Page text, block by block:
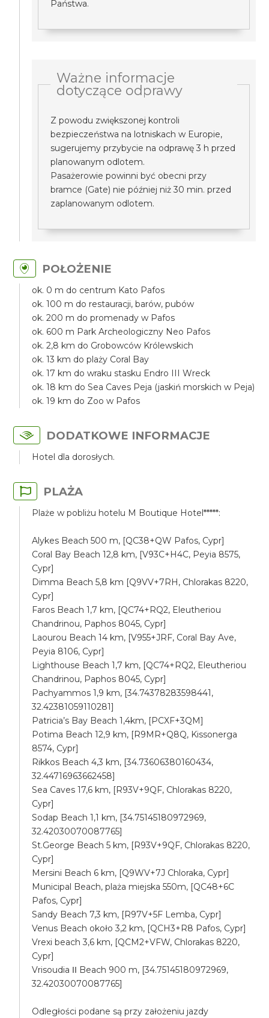
Państwa.
Ważne informacje
dotyczące odprawy
Z powodu zwiększonej kontroli
bezpieczeństwa na lotniskach w Europie,
sugerujemy przybycie na odprawę 3 h przed
planowanym odlotem.
Pasażerowie powinni być obecni przy
bramce (Gate) nie później niż 30 min. przed
zaplanowanym odlotem.
POŁOŻENIE
ok. 0 m do centrum Kato Pafos
ok. 100 m do restauracji, barów, pubów
ok. 200 m do promenady w Pafos
ok. 600 m Park Archeologiczny Neo Pafos
ok. 2,8 km do Grobowców Królewskich
ok. 13 km do plaży Coral Bay
ok. 17 km do wraku stasku Endro III Wreck
ok. 18 km do Sea Caves Peja (jaskiń morskich w Peja)
ok. 19 km do Zoo w Pafos
DODATKOWE INFORMACJE
Hotel dla dorosłych.
PLAŻA
Plaże w pobliżu hotelu M Boutique Hotel*****:
Alykes Beach 500 m, [QC38+QW Pafos, Cypr]
Coral Bay Beach 12,8 km, [V93C+H4C, Peyia 8575,
Cypr]
Dimma Beach 5,8 km [Q9VV+7RH, Chlorakas 8220,
Cypr]
Faros Beach 1,7 km, [QC74+RQ2, Eleutheriou
Chandrinou, Paphos 8045, Cypr]
Laourou Beach 14 km, [V955+JRF, Coral Bay Ave,
Peyia 8106, Cypr]
Lighthouse Beach 1,7 km, [QC74+RQ2, Eleutheriou
Chandrinou, Paphos 8045, Cypr]
Pachyammos 1,9 km, [34.74378283598441,
32.42381059110281]
Patricia’s Bay Beach 1,4km, [PCXF+3QM]
Potima Beach 12,9 km, [R9MR+Q8Q, Kissonerga
8574, Cypr]
Rikkos Beach 4,3 km, [34.73606380160434,
32.44716963662458]
Sea Caves 17,6 km, [R93V+9QF, Chlorakas 8220,
Cypr]
Sodap Beach 1,1 km, [34.75145180972969,
32.42030070087765]
St.George Beach 5 km, [R93V+9QF, Chlorakas 8220,
Cypr]
Mersini Beach 6 km, [Q9WV+7J Chloraka, Cypr]
Municipal Beach, plaża miejska 550m, [QC48+6C
Pafos, Cypr]
Sandy Beach 7,3 km, [R97V+5F Lemba, Cypr]
Venus Beach około 3,2 km, [QCH3+R8 Pafos, Cypr]
Vrexi beach 3,6 km, [QCM2+VFW, Chlorakas 8220,
Cypr]
Vrisoudia ΙΙ Beach 900 m, [34.75145180972969,
32.42030070087765]
Odległości podane są przy założeniu jazdy